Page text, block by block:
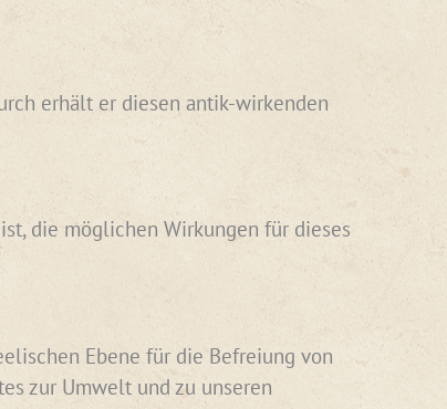
erhält er diesen antik-wirkenden
die möglichen Wirkungen für dieses
Ebene für die Befreiung von
zur Umwelt und zu unseren